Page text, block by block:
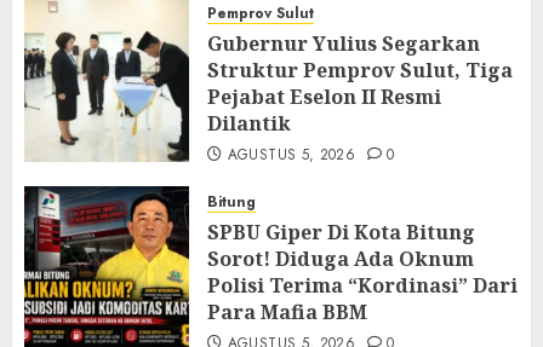
Pemprov Sulut
Gubernur Yulius Segarkan
Struktur Pemprov Sulut, Tiga
Pejabat Eselon II Resmi
Dilantik
AGUSTUS 5, 2026 0
Bitung
SPBU Giper Di Kota Bitung
Sorot! Diduga Ada Oknum
Polisi Terima “Kordinasi” Dari
Para Mafia BBM